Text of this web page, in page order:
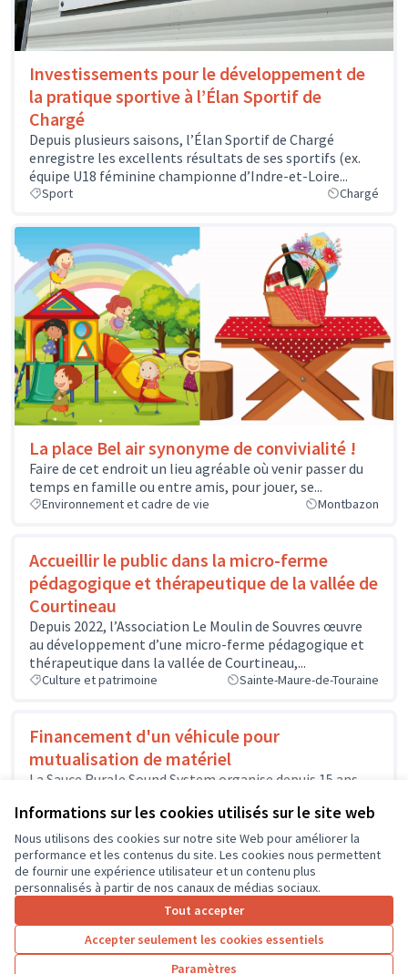
Informations sur les cookies utilisés sur le site web
Nous utilisons des cookies sur notre site Web pour améliorer la
performance et les contenus du site. Les cookies nous permettent
de fournir une expérience utilisateur et un contenu plus
personnalisés à partir de nos canaux de médias sociaux.
Tout accepter
Accepter seulement les cookies essentiels
Paramètres
Investissements pour le développement de
la pratique sportive à l’Élan Sportif de
Chargé
Depuis plusieurs saisons, l’Élan Sportif de Chargé
enregistre les excellents résultats de ses sportifs (ex.
équipe U18 féminine championne d’Indre-et-Loire...
Sport Chargé
La place Bel air synonyme de convivialité !
Faire de cet endroit un lieu agréable où venir passer du
temps en famille ou entre amis, pour jouer, se...
Environnement et cadre de vie Montbazon
Accueillir le public dans la micro-ferme
pédagogique et thérapeutique de la vallée de
Courtineau
Depuis 2022, l’Association Le Moulin de Souvres œuvre
au développement d’une micro-ferme pédagogique et
thérapeutique dans la vallée de Courtineau,...
Culture et patrimoine Sainte-Maure-de-Touraine
Financement d'un véhicule pour
mutualisation de matériel
La Sauce Rurale Sound System organise depuis 15 ans
notamment le Festival...
Culture et patrimoine Civray-de-Touraine
Résultats par page : 25
1 2 3 4